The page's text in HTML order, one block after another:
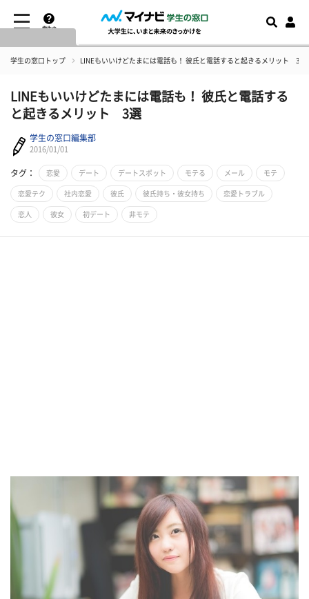
学生の
学生の窓口トップ LINEもいいけどたまには電話も！ 彼氏と電話すると起きるメリット 3選
LINEもいいけどたまには電話も！ 彼氏と電話する
と起きるメリット 3選
学生の窓口編集部
2016/01/01
タグ： 恋愛 デート デートスポット モテる メール モテ
恋愛テク 社内恋愛 彼氏 彼氏持ち・彼女持ち 恋愛トラブル
恋人 彼女 初デート 非モテ